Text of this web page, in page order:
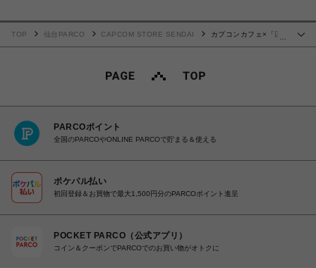
TOP 仙台PARCO CAPCOM STORE SENDAI
カプコンカフェ×「囚
PARCOポイント
全国のPARCOやONLINE PARCOで貯まる＆使える
ポケパル払い
初回登録＆お買物で最大1,500円分のPARCOポイント進呈
POCKET PARCO（公式アプリ）
コイン＆クーポンでPARCOでのお買い物がオトクに